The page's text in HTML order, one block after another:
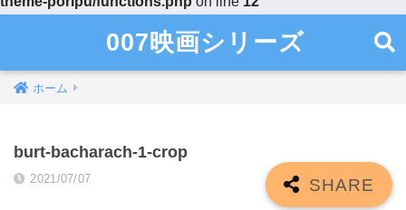
007映画シリーズ
ホーム
burt-bacharach-1-crop
2021/07/07